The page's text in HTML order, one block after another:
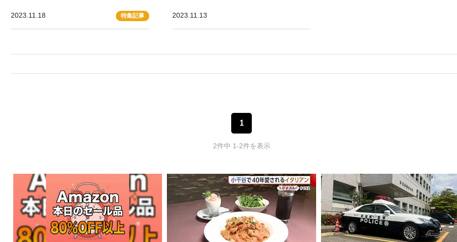
2023.11.18 特集記事 2023.11.13
1
2件中 1-2件を表示